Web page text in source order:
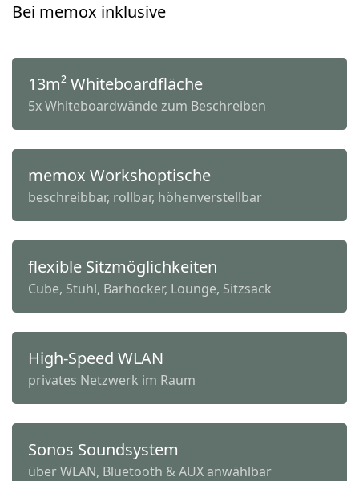
Bei memox inklusive
13m² Whiteboardfläche
5x Whiteboardwände zum Beschreiben
memox Workshoptische
beschreibbar, rollbar, höhenverstellbar
flexible Sitzmöglichkeiten
Cube, Stuhl, Barhocker, Lounge, Sitzsack
High-Speed WLAN
privates Netzwerk im Raum
Sonos Soundsystem
über WLAN, Bluetooth & AUX anwählbar